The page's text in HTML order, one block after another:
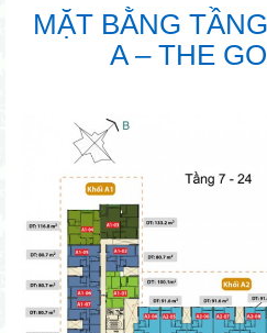
MẶT BẰNG
A – THE